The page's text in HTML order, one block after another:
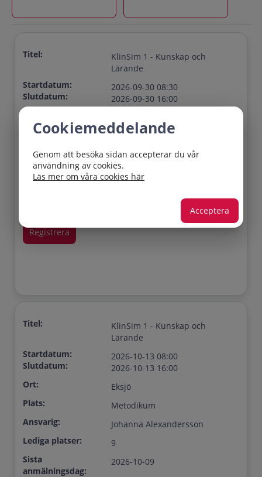
Titel:
KlinSim 1 - Kunskap och
Lärande
Startdatum:
Slutdatum:
2026-09-30 08:30
2026-09-30 16:00
Plats:
Metodikum
Ansvarig:
Matilda Andersson
Lediga platser:
3
Titel:
KlinSim 1 - Kunskap och
Lärande
Startdatum:
Slutdatum:
2026-10-13 08:00
2026-10-13 16:00
Ort:
Eksjö
Plats:
Metodikum
Ansvarig:
Johanna Alexandersson
Lediga platser:
9
Sista
anmälningsdag:
2026-10-09
Cookiemeddelande
Genom att besöka sidan accepterar du vår
användning av cookies.
Läs mer om våra cookies här
Acceptera